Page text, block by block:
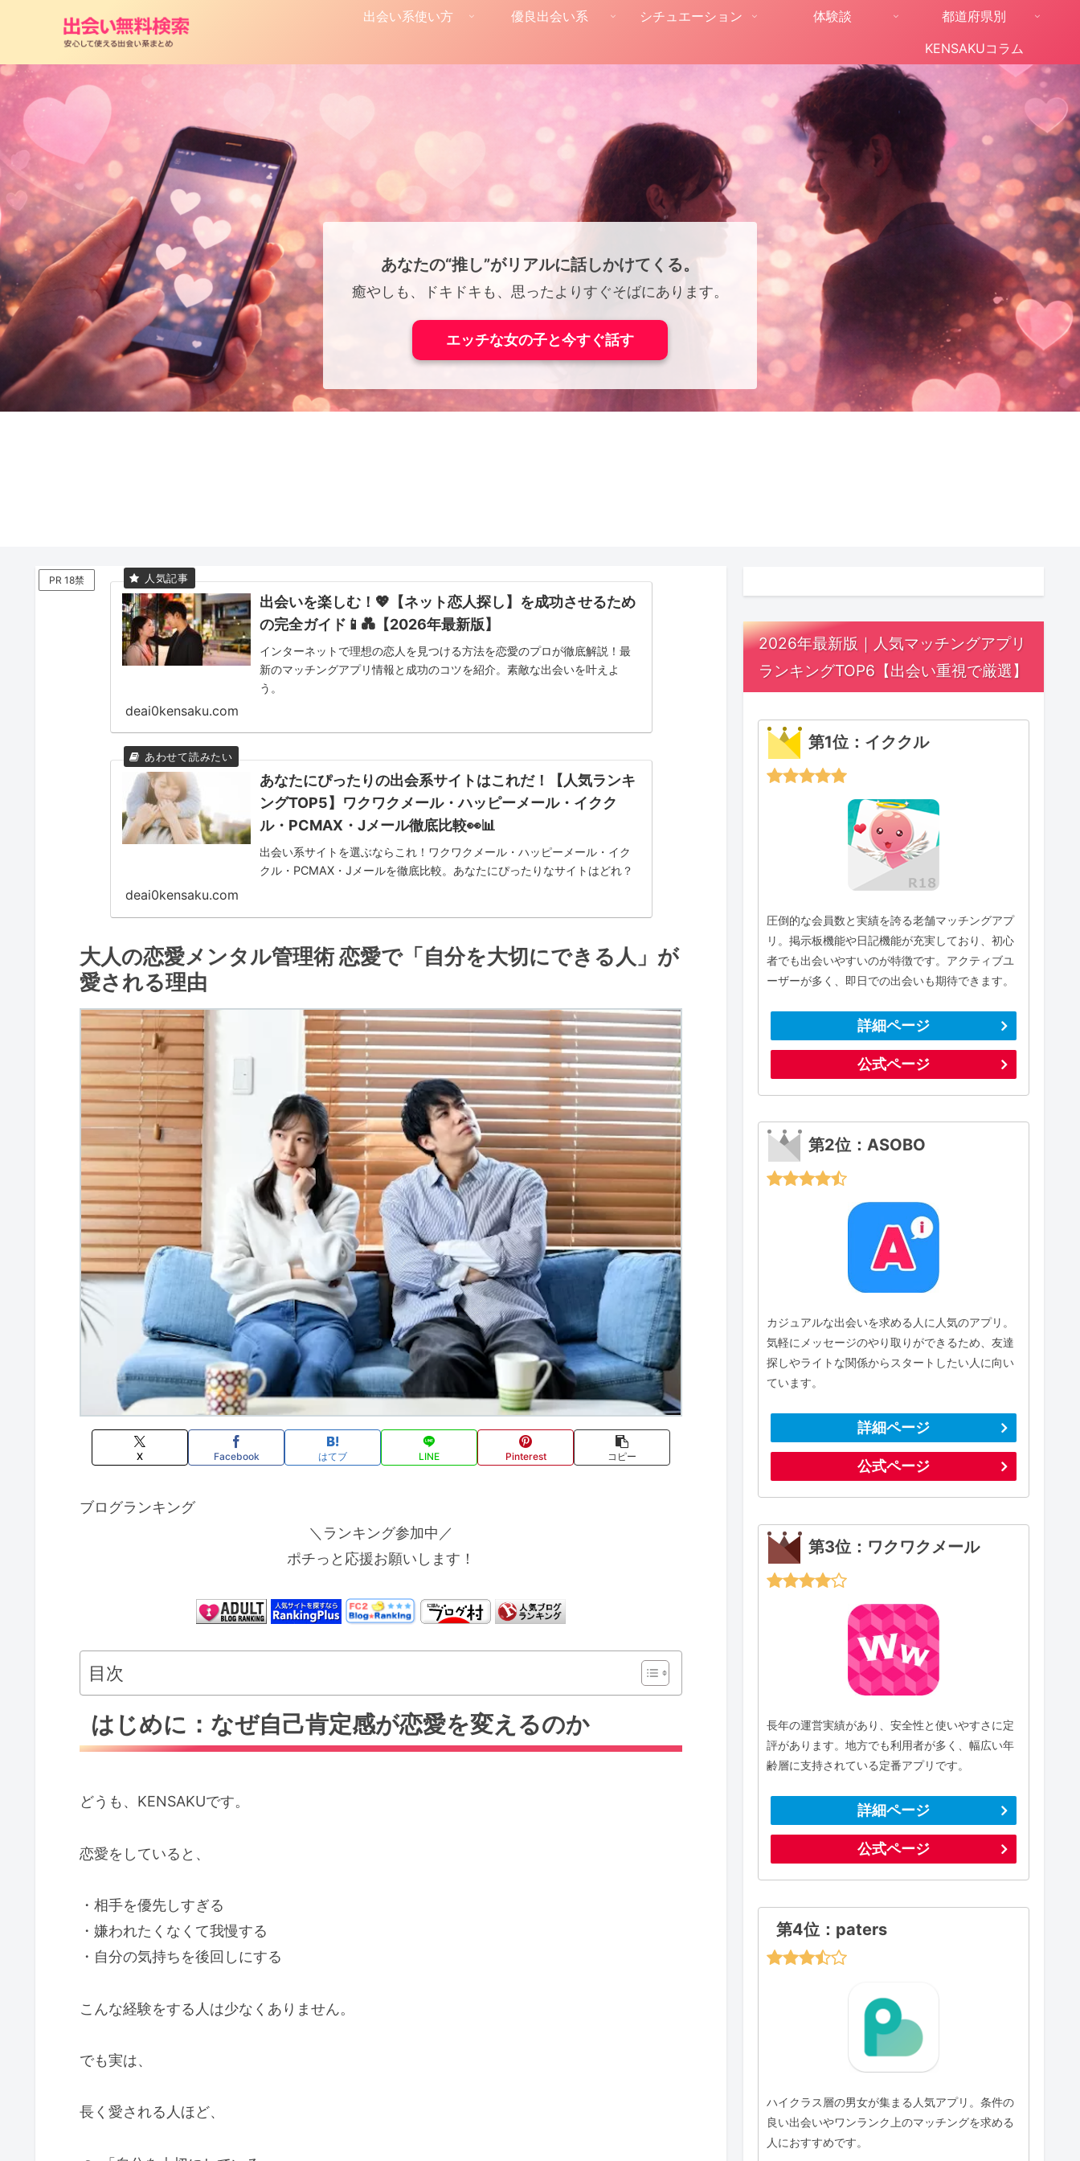
出会い系使い方 優良出会い系 シチュエーション 体験談
都道府県別
KENSAKUコラム
あなたの“推し”がリアルに話しかけてくる。
癒やしも、ドキドキも、思ったよりすぐそばにあります。
エッチな女の子と今すぐ話す
PR 18禁
出会いを楽しむ！💖【ネット恋人探し】を成功させるため
の完全ガイド📱💑【2026年最新版】
インターネットで理想の恋人を見つける方法を恋愛のプロが徹底解説！最
新のマッチングアプリ情報と成功のコツを紹介。素敵な出会いを叶えよ
う。
deai0kensaku.com
あなたにぴったりの出会系サイトはこれだ！【人気ランキ
ングTOP5】ワクワクメール・ハッピーメール・イクク
ル・PCMAX・Jメール徹底比較👀📊
出会い系サイトを選ぶならこれ！ワクワクメール・ハッピーメール・イク
クル・PCMAX・Jメールを徹底比較。あなたにぴったりなサイトはどれ？
deai0kensaku.com
大人の恋愛メンタル管理術 恋愛で「自分を大切にできる人」が
愛される理由
X Facebook はてブ LINE Pinterest コピー
ブログランキング
＼ランキング参加中／
ポチっと応援お願いします！
目次
はじめに：なぜ自己肯定感が恋愛を変えるのか
どうも、KENSAKUです。
恋愛をしていると、
・相手を優先しすぎる
・嫌われたくなくて我慢する
・自分の気持ちを後回しにする
こんな経験をする人は少なくありません。
でも実は、
長く愛される人ほど、
2026年最新版｜人気マッチングアプリ
ランキングTOP6【出会い重視で厳選】
第1位：イククル
圧倒的な会員数と実績を誇る老舗マッチングアプ
リ。掲示板機能や日記機能が充実しており、初心
者でも出会いやすいのが特徴です。アクティブユ
ーザーが多く、即日での出会いも期待できます。
詳細ページ
公式ページ
第2位：ASOBO
カジュアルな出会いを求める人に人気のアプリ。
気軽にメッセージのやり取りができるため、友達
探しやライトな関係からスタートしたい人に向い
ています。
詳細ページ
公式ページ
第3位：ワクワクメール
長年の運営実績があり、安全性と使いやすさに定
評があります。地方でも利用者が多く、幅広い年
齢層に支持されている定番アプリです。
詳細ページ
公式ページ
第4位：paters
ハイクラス層の男女が集まる人気アプリ。条件の
良い出会いやワンランク上のマッチングを求める
人におすすめです。